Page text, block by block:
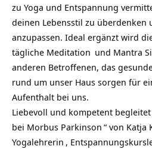
zu Yoga und Entspannung
deinen Lebensstil zu überdenken
anzupassen. Ideal ergänzt wird
tägliche Meditation und Mantra
anderen Betroffenen, das
rund um unser Haus sorgen für
Aufenthalt bei uns.
Liebevoll und kompetent begleitet
bei Morbus Parkinson “ von Katja
Yogalehrerin ,